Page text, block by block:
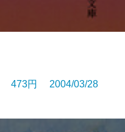
473円 2004/03/28